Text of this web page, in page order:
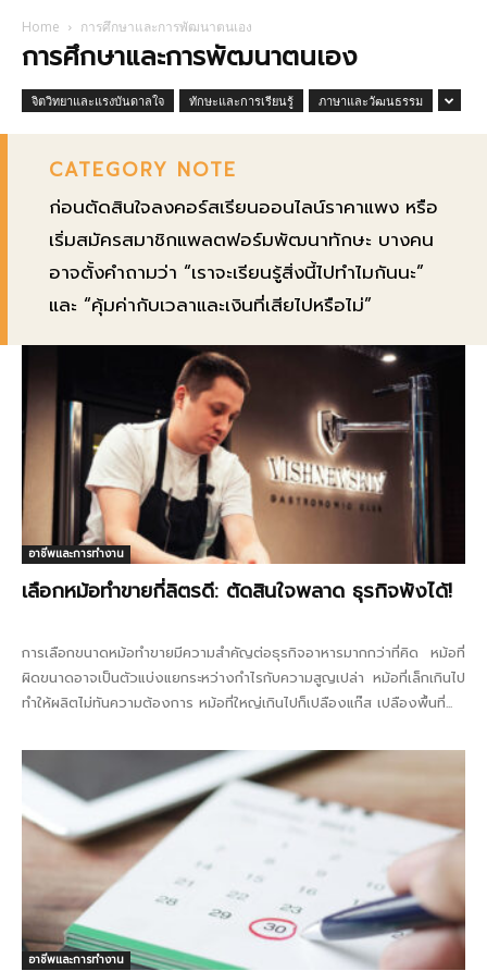
Home การศึกษาและการพัฒนาตนเอง
การศึกษาและการพัฒนาตนเอง
จิตวิทยาและแรงบันดาลใจ ทักษะและการเรียนรู้ ภาษาและวัฒนธรรม
CATEGORY NOTE
ก่อนตัดสินใจลงคอร์สเรียนออนไลน์ราคาแพง หรือ
เริ่มสมัครสมาชิกแพลตฟอร์มพัฒนาทักษะ บางคน
อาจตั้งคำถามว่า “เราจะเรียนรู้สิ่งนี้ไปทำไมกันนะ”
และ “คุ้มค่ากับเวลาและเงินที่เสียไปหรือไม่”
อาชีพและการทำงาน
เลือกหม้อทำขายกี่ลิตรดี: ตัดสินใจพลาด ธุรกิจพังได้!
การเลือกขนาดหม้อทำขายมีความสำคัญต่อธุรกิจอาหารมากกว่าที่คิด หม้อที่
ผิดขนาดอาจเป็นตัวแบ่งแยกระหว่างกำไรกับความสูญเปล่า หม้อที่เล็กเกินไป
ทำให้ผลิตไม่ทันความต้องการ หม้อที่ใหญ่เกินไปก็เปลืองแก๊ส เปลืองพื้นที่...
อาชีพและการทำงาน